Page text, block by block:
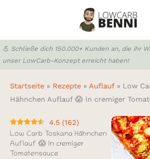
💪 Schließe dich 150.000+ Kunden an, die ihr
unser LowCarb-Konzept erreicht haben!
Startseite » Rezepte » Auflauf» Low
Hähnchen Auflauf 😱 in cremiger
4.5 (162)
Low Carb Toskana Hähnchen
Auflauf 😱 in cremiger
Tomatensauce